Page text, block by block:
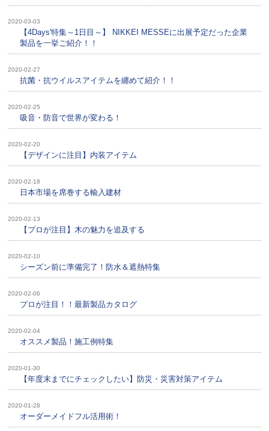
2020-03-03
【4Days'特集～1日目～】 NIKKEI MESSEに出展予定だった企業
製品を一挙ご紹介！！
2020-02-27
抗菌・抗ウイルスアイテムを纏めて紹介！！
2020-02-25
吸音・防音で世界が変わる！
2020-02-20
【デザインに注目】内装アイテム
2020-02-18
日本市場を席巻する輸入建材
2020-02-13
【プロが注目】木の魅力を追及する
2020-02-10
シーズン前に準備完了！防水＆遮熱特集
2020-02-06
プロが注目！！最新製品カタログ
2020-02-04
オススメ製品！施工例特集
2020-01-30
【年度末までにチェックしたい】防災・災害対策アイテム
2020-01-28
オーダーメイドフル活用術！